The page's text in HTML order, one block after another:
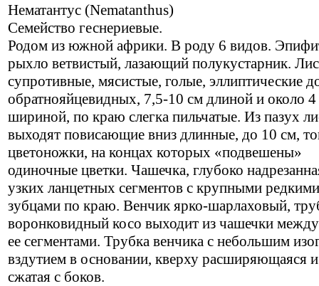
Нематантус (Nematanthus)
Семейство геснериевые.
Родом из южной африки. В роду 6 видов.
рыхло ветвистый, лазающий полукустарник.
супротивные, мясистые, голые, эллиптические
обратнояйцевидных, 7,5-10 см длиной и около
шириной, по краю слегка пильчатые. Из пазух
выходят повисающие вниз длинные, до 10 см,
цветоножки, на концах которых «подвешены»
одиночные цветки. Чашечка, глубоко
узких ланцетных сегментов с крупными редкими
зубцами по краю. Венчик ярко-шарлаховый,
воронковидный косо выходит из чашечки
ее сегментами. Трубка венчика с небольшим
вздутием в основании, кверху расширяющаяся и
сжатая с боков.